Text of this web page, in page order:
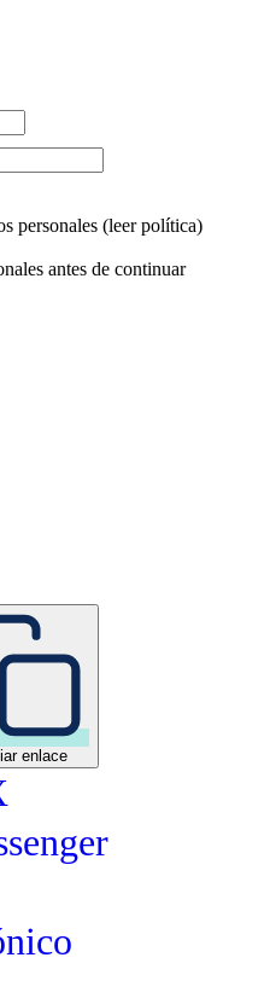
personales (leer política)
antes de continuar
enlace